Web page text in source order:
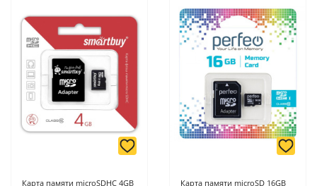
Карта памяти microSDHC 4GB
Карта памяти microSD 16GB